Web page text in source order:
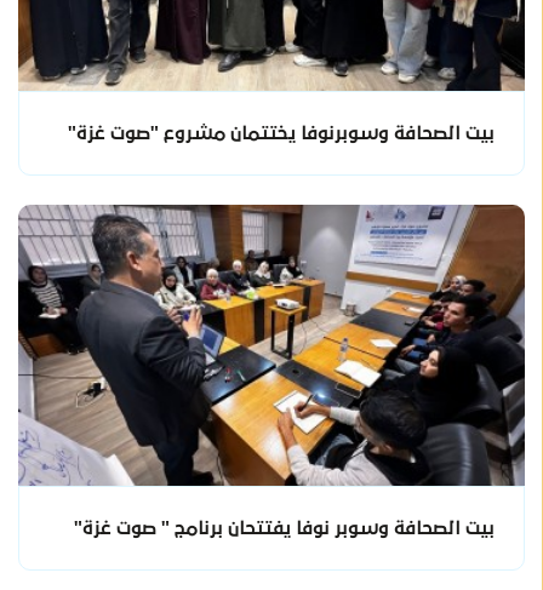
بيت الصحافة وسوبرنوفا يختتمان مشروع "صوت غزة"
بيت الصحافة وسوبر نوفا يفتتحان برنامج " صوت غزة"